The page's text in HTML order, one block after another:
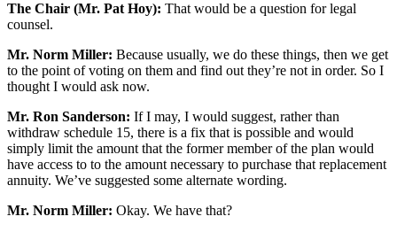
The Chair (Mr. Pat Hoy): That would be a question for legal
counsel.
Mr. Norm Miller: Because usually, we do these things, then we get
to the point of voting on them and find out they’re not in order. So I
thought I would ask now.
Mr. Ron Sanderson: If I may, I would suggest, rather than
withdraw schedule 15, there is a fix that is possible and would
simply limit the amount that the former member of the plan would
have access to to the amount necessary to purchase that replacement
annuity. We’ve suggested some alternate wording.
Mr. Norm Miller: Okay. We have that?